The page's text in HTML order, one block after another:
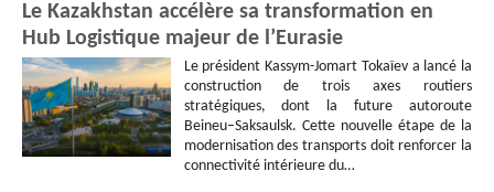
Le Kazakhstan accélère sa transformation en
Hub Logistique majeur de l’Eurasie
Le président Kassym-Jomart Tokaïev a lancé la
construction de trois axes routiers
stratégiques, dont la future autoroute
Beineu–Saksaulsk. Cette nouvelle étape de la
modernisation des transports doit renforcer la
connectivité intérieure du…